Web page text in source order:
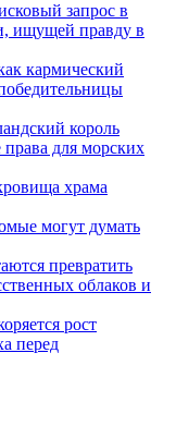
запрос в
ищущей правду в
кармический
король
для морских
храма
могут думать
превратить
облаков и
рост
перед